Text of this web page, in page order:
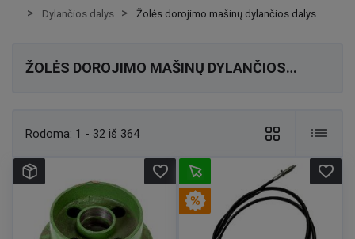
Dylančios dalys Žolės dorojimo mašinų dylančios dalys
ŽOLĖS DOROJIMO MAŠINŲ DYLANČIOS
Rodoma: 1 - 32 iš 364
favorite_border favorite_border